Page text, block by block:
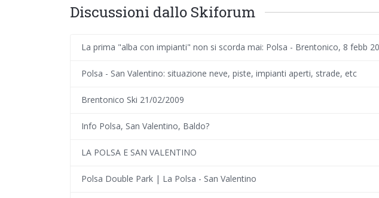
Discussioni dallo Skiforum
La prima "alba con impianti" non si scorda mai: Polsa - Brentonico, 8 febb
Polsa - San Valentino: situazione neve, piste, impianti aperti, strade, etc
Brentonico Ski 21/02/2009
Info Polsa, San Valentino, Baldo?
LA POLSA E SAN VALENTINO
Polsa Double Park | La Polsa - San Valentino